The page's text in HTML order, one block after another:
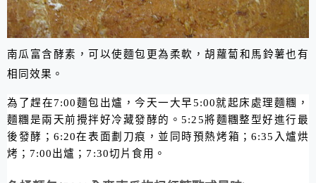
南瓜富含酵素，可以使麵包更為柔軟，胡蘿蔔和馬鈴薯也有
相同效果。
為了趕在7:00麵包出爐，今天一大早5:00就起床處理麵糰，
麵糰是兩天前攪拌好冷藏發酵的。5:25將麵糰整型好進行最
後發酵； 6:20在表面劃刀痕，並同時預熱烤箱；6:35 入爐烘
烤； 7:00出爐； 7:30切片食用。